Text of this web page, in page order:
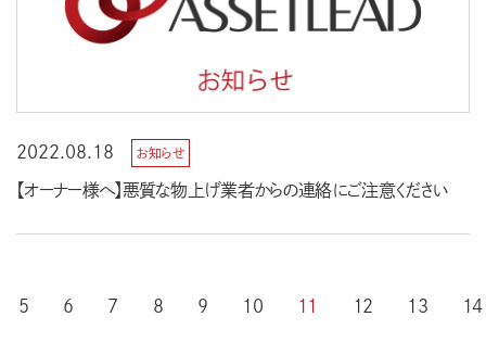
2022.08.18 お知らせ
【オーナー様へ】悪質な物上げ業者からの連絡にご注意ください
5 6 7 8 9 10 11 12 13 14